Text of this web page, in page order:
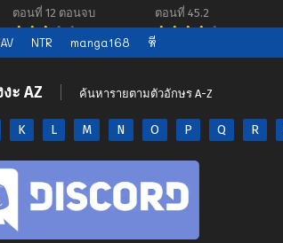
Kisaki
ตอนที่ 12 ตอนจบ
Mattari Isekai Life
ตอนที่ 45.2
NTR manga168 หี
ะ AZ ค้นหารายตามตัวอักษร A-Z
K L M N O P Q R